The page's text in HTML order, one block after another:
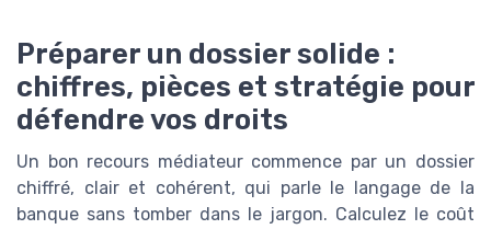
Préparer un dossier solide :
chiffres, pièces et stratégie pour
défendre vos droits
Un bon recours médiateur commence par un dossier
chiffré, clair et cohérent, qui parle le langage de la
banque sans tomber dans le jargon. Calculez le coût